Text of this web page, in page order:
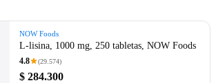
NOW Foods
L-lisina, 1000 mg, 250 tabletas, NOW Foods
4.8 (29.574)
$ 284.300